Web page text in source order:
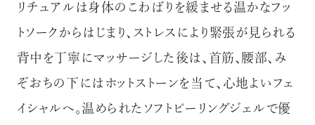
リチュアルは身体のこわばりを緩ませる温かなフッ
トソークからはじまり、ストレスにより緊張が見られる
背中を丁寧にマッサージした後は、首筋、腰部、み
ぞおちの下にはホットストーンを当て、心地よいフェ
イシャルへ。温められたソフトピーリングジェルで優